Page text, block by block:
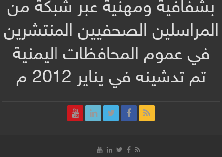
بشفافية ومهنية عبر شبكة من
المراسلين الصحفيين المنتشرين
في عموم المحافظات اليمنية
تم تدشينه في يناير 2012 م